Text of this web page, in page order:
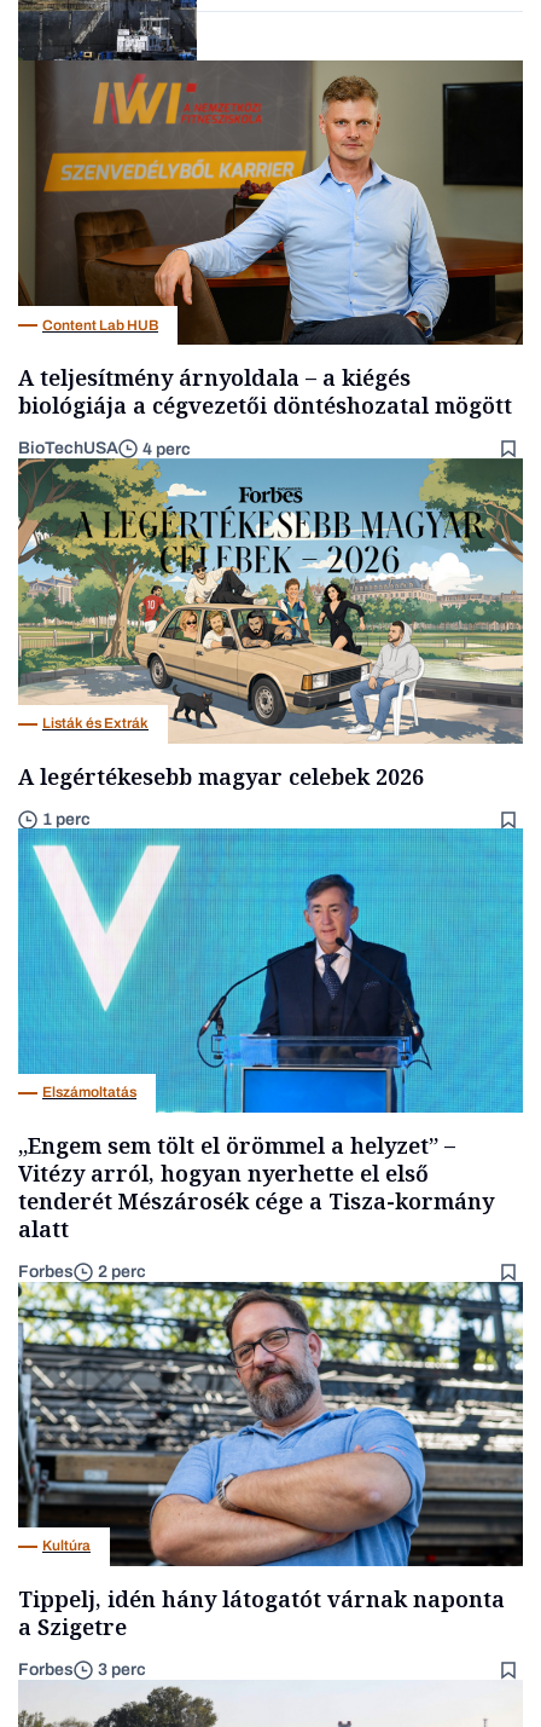
Content Lab HUB
A teljesítmény árnyoldala – a kiégés
biológiája a cégvezetői döntéshozatal mögött
BioTechUSA 4 perc
Listák és Extrák
A legértékesebb magyar celebek 2026
1 perc
Elszámoltatás
„Engem sem tölt el örömmel a helyzet” –
Vitézy arról, hogyan nyerhette el első
tenderét Mészárosék cége a Tisza-kormány
alatt
Forbes 2 perc
Kultúra
Tippelj, idén hány látogatót várnak naponta
a Szigetre
Forbes 3 perc